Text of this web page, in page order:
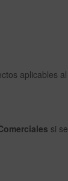
aplicables al
si se